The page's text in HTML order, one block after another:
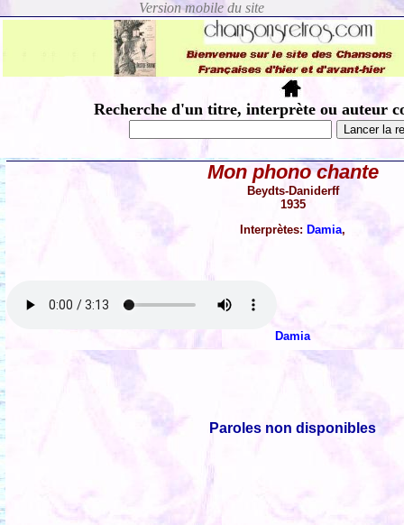
Recherche d'un titre, interprète ou auteur
Mon phono chante
Beydts-Daniderff
1935
Interprètes: Damia,
Damia
Paroles non disponibles